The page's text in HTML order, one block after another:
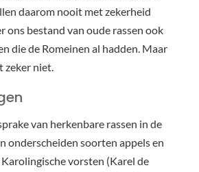
daarom nooit met zekerheid
ons bestand van oude rassen ook
die de Romeinen al hadden. Maar
zeker niet.
van herkenbare rassen in de
onderscheiden soorten appels en
vorsten (Karel de